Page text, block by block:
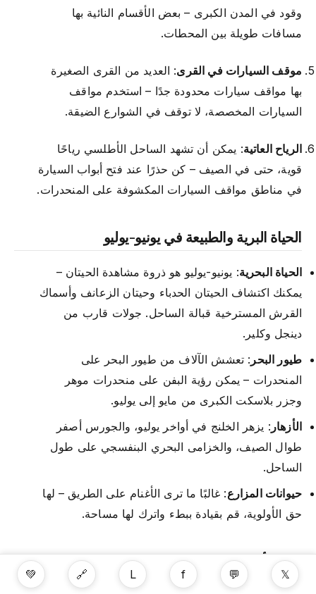
وقود في المدن الكبرى – بعض الأقسام النائية بها
مسافات طويلة بين المحطات.
موقف السيارات في القرى: العديد من القرى الصغيرة
بها مواقف سيارات محدودة جدًا – استخدم مواقف
السيارات المخصصة، لا توقف في الشوارع الضيقة.
الرياح العاتية: يمكن أن تشهد الساحل الأطلسي رياحًا
قوية، حتى في الصيف – كن حذرًا عند فتح أبواب السيارة
في مناطق مواقف السيارات المكشوفة على المنحدرات.
الحياة البرية والطبيعة في يونيو-يوليو
الحياة البحرية: يونيو-يوليو هو ذروة مشاهدة الحيتان –
يمكنك اكتشاف الحيتان الحدباء وحيتان الزعانف وأسماك
القرش المسترخية قبالة الساحل. جولات قارب من
دينجل وكلير.
طيور البحر : تعشش الآلاف من طيور البحر على
المنحدرات – يمكن رؤية البفن على منحدرات موهر
وجزر بلاسكت الكبرى من مايو إلى يوليو.
الأزهار : يزهر الخلنج في أواخر يوليو، والجورس أصفر
طوال الصيف، والخزامى البحري البنفسجي على طول
الساحل.
حيوانات المزارع: غالبًا ما ترى الأغنام على الطريق – لها
حق الأولوية، قم بقيادة ببطء واترك لها مساحة.
نصائح أساسية للسفر في يونيو-يوليو
𝕏
💬
f
L
🔗
💚